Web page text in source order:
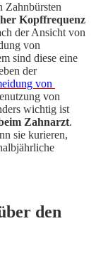
Zahnbürsten
Kopffrequenz
der Ansicht von
von
sind diese eine
der
von
von
wichtig ist
Zahnarzt.
sie kurieren,
den